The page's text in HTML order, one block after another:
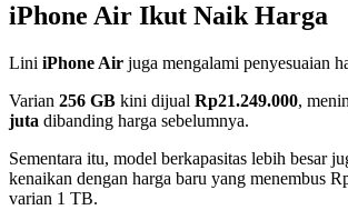
iPhone Air Ikut Naik Harga
Lini iPhone Air juga mengalami penyesuaian
Varian 256 GB kini dijual Rp21.249.000,
juta dibanding harga sebelumnya.
Sementara itu, model berkapasitas lebih besar
kenaikan dengan harga baru yang menembus
varian 1 TB.